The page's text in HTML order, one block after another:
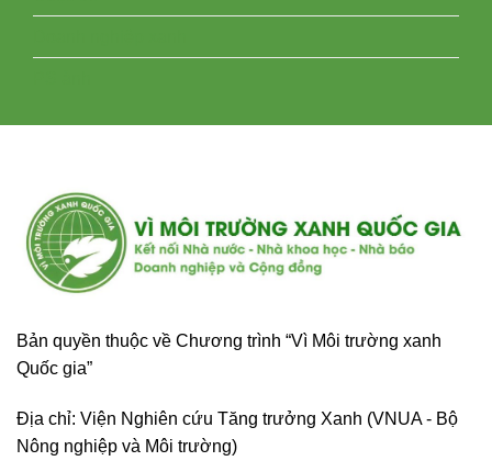
Bản quyền thuộc về Chương trình “Vì Môi trường xanh
Quốc gia”
Địa chỉ: Viện Nghiên cứu Tăng trưởng Xanh (VNUA - Bộ
Nông nghiệp và Môi trường)